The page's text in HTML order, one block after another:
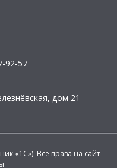
92-57
дом 21
«1С»). Все права на сайт